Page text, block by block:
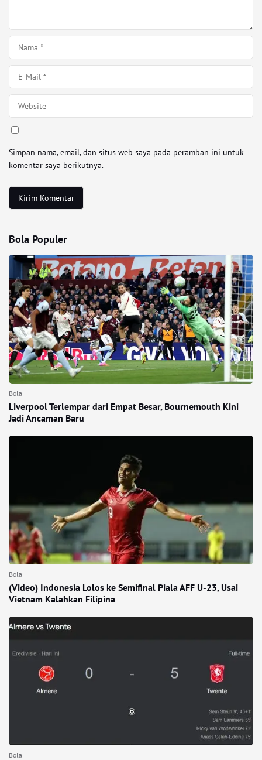
Simpan nama, email, dan situs web saya pada peramban ini untuk
komentar saya berikutnya.
Bola Populer
Bola
Liverpool Terlempar dari Empat Besar, Bournemouth Kini
Jadi Ancaman Baru
Bola
(Video) Indonesia Lolos ke Semifinal Piala AFF U-23, Usai
Vietnam Kalahkan Filipina
Bola